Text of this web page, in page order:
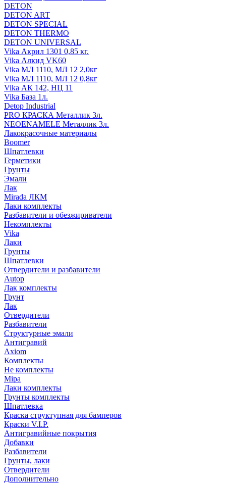
DETON
DETON ART
DETON SPECIAL
DETON THERMO
DETON UNIVERSAL
Vika Акрил 1301 0,85 кг.
Vika Алкид VK60
Vika МЛ 1110, МЛ 12 2,0кг
Vika МЛ 1110, МЛ 12 0,8кг
Vika АК 142, НЦ 11
Vika База 1л.
Detop Industrial
PRO КРАСКА Металлик 3л.
NEOENAMELE Металлик 3л.
Лакокрасочные материалы
Boomer
Шпатлевки
Герметики
Грунты
Эмали
Лак
Mirada ЛКМ
Лаки комплекты
Разбавители и обезжириватели
Некомплекты
Vika
Лаки
Грунты
Шпатлевки
Отвердители и разбавители
Autop
Лак комплекты
Грунт
Лак
Отвердители
Разбавители
Структурные эмали
Антигравий
Axiom
Комплекты
Не комплекты
Mipa
Лаки комплекты
Грунты комплекты
Шпатлевка
Краска структупная для бамперов
Краски V.I.P.
Антигравийные покрытия
Добавки
Разбавители
Грунты, лаки
Отвердители
Дополнительно